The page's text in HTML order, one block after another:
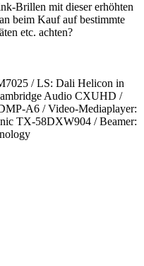
Brillen mit dieser erhöhten
beim Kauf auf bestimmte
etc. achten?
/ LS: Dali Helicon in
Audio CXUHD /
A6 / Video-Mediaplayer:
TX-58DXW904 / Beamer: